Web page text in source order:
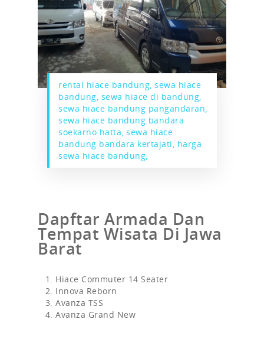
rental hiace bandung, sewa hiace
bandung, sewa hiace di bandung,
sewa hiace bandung pangandaran,
sewa hiace bandung bandara
soekarno hatta, sewa hiace
bandung bandara kertajati, harga
sewa hiace bandung,
Dapftar Armada Dan
Tempat Wisata Di Jawa
Barat
Hiace Commuter 14 Seater
Innova Reborn
Avanza TSS
Avanza Grand New